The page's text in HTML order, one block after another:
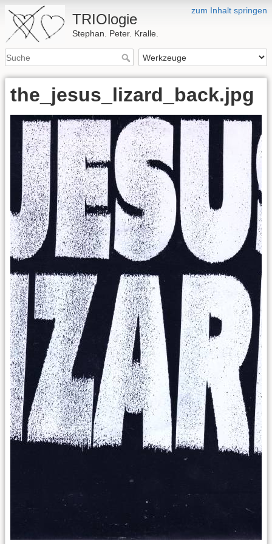
zum Inhalt springen
TRIOlogie
Stephan. Peter. Kralle.
the_jesus_lizard_back.jpg